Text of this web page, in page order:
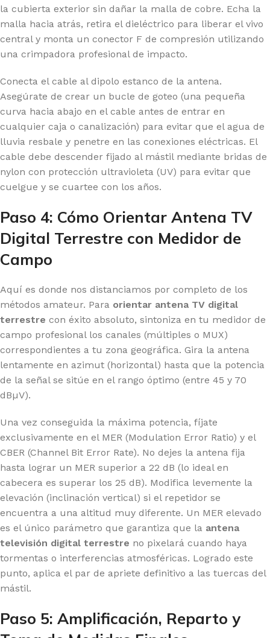
la cubierta exterior sin dañar la malla de cobre. Echa la
malla hacia atrás, retira el dieléctrico para liberar el vivo
central y monta un conector F de compresión utilizando
una crimpadora profesional de impacto.
Conecta el cable al dipolo estanco de la antena.
Asegúrate de crear un bucle de goteo (una pequeña
curva hacia abajo en el cable antes de entrar en
cualquier caja o canalización) para evitar que el agua de
lluvia resbale y penetre en las conexiones eléctricas. El
cable debe descender fijado al mástil mediante bridas de
nylon con protección ultravioleta (UV) para evitar que
cuelgue y se cuartee con los años.
Paso 4: Cómo Orientar Antena TV
Digital Terrestre con Medidor de
Campo
Aquí es donde nos distanciamos por completo de los
métodos amateur. Para orientar antena TV digital
terrestre con éxito absoluto, sintoniza en tu medidor de
campo profesional los canales (múltiples o MUX)
correspondientes a tu zona geográfica. Gira la antena
lentamente en azimut (horizontal) hasta que la potencia
de la señal se sitúe en el rango óptimo (entre 45 y 70
dBµV).
Una vez conseguida la máxima potencia, fíjate
exclusivamente en el MER (Modulation Error Ratio) y el
CBER (Channel Bit Error Rate). No dejes la antena fija
hasta lograr un MER superior a 22 dB (lo ideal en
cabecera es superar los 25 dB). Modifica levemente la
elevación (inclinación vertical) si el repetidor se
encuentra a una altitud muy diferente. Un MER elevado
es el único parámetro que garantiza que la antena
televisión digital terrestre no pixelará cuando haya
tormentas o interferencias atmosféricas. Logrado este
punto, aplica el par de apriete definitivo a las tuercas del
mástil.
Paso 5: Amplificación, Reparto y